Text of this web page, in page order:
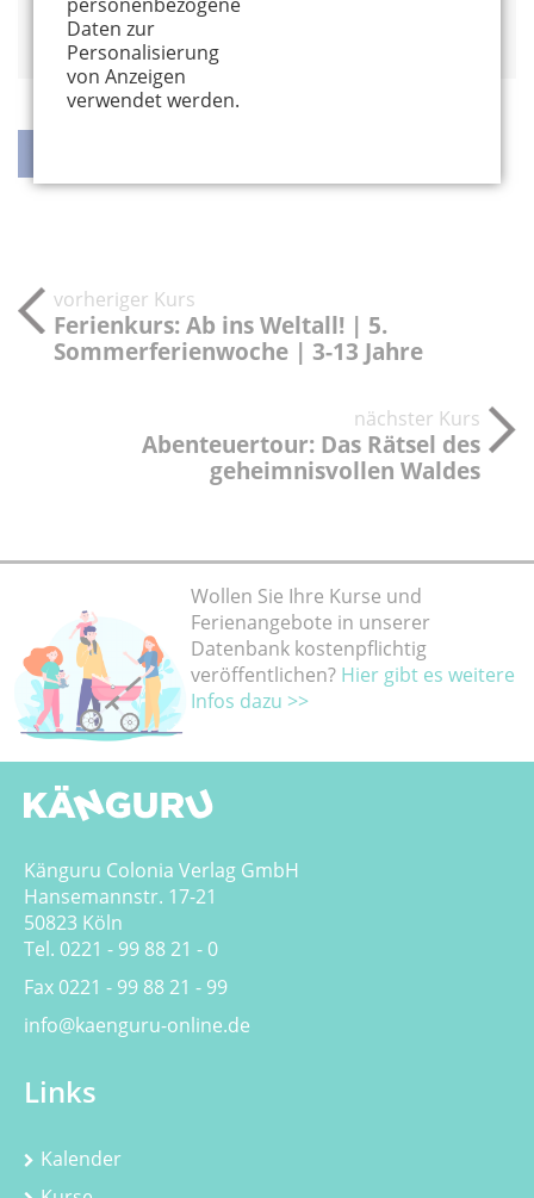
Daten zur
Personalisierung
von Anzeigen
verwendet werden.
Auf Google Maps anzeigen
vorheriger Kurs
Ferienkurs: Ab ins Weltall! | 5.
Sommerferienwoche | 3-13 Jahre
nächster Kurs
Abenteuertour: Das Rätsel des
geheimnisvollen Waldes
Wollen Sie Ihre Kurse und
Ferienangebote in unserer
Datenbank kostenpflichtig
veröffentlichen? Hier gibt es weitere
Infos dazu >>
Känguru Colonia Verlag GmbH
Hansemannstr. 17-21
50823 Köln
Tel. 0221 - 99 88 21 - 0
Fax 0221 - 99 88 21 - 99
info@kaenguru-online.de
Links
Kalender